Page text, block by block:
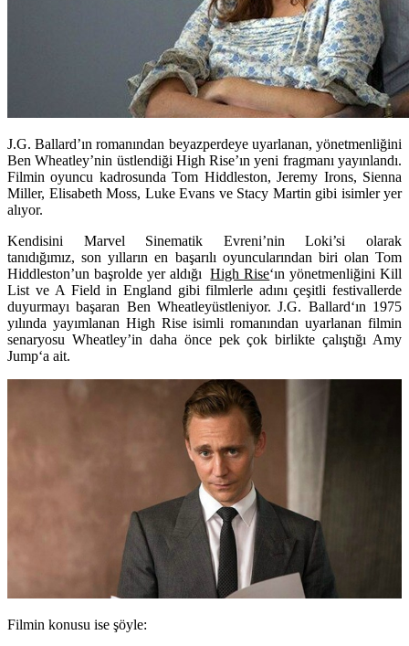
J.G. Ballard’ın romanından beyazperdeye uyarlanan, yönetmenliğini
Ben Wheatley’nin üstlendiği High Rise’ın yeni fragmanı yayınlandı.
Filmin oyuncu kadrosunda Tom Hiddleston, Jeremy Irons, Sienna
Miller, Elisabeth Moss, Luke Evans ve Stacy Martin gibi isimler yer
alıyor.
Kendisini Marvel Sinematik Evreni’nin Loki’si olarak
tanıdığımız, son yılların en başarılı oyuncularından biri olan Tom
Hiddleston’un başrolde yer aldığıHigh Rise‘ın yönetmenliğini Kill
List ve A Field in England gibi filmlerle adını çeşitli festivallerde
duyurmayı başaran Ben Wheatleyüstleniyor. J.G. Ballard‘ın 1975
yılında yayımlanan High Rise isimli romanından uyarlanan filmin
senaryosu Wheatley’in daha önce pek çok birlikte çalıştığı Amy
Jump‘a ait.
Filmin konusu ise şöyle: